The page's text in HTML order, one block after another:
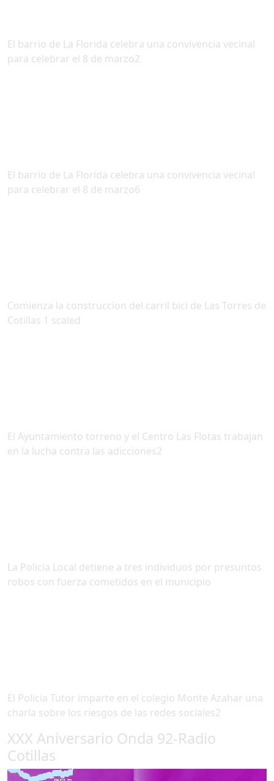
El barrio de La Florida celebra una convivencia vecinal
para celebrar el 8 de marzo2
El barrio de La Florida celebra una convivencia vecinal
para celebrar el 8 de marzo6
Comienza la construccion del carril bici de Las Torres de
Cotillas 1 scaled
El Ayuntamiento torreno y el Centro Las Flotas trabajan
en la lucha contra las adicciones2
La Policia Local detiene a tres individuos por presuntos
robos con fuerza cometidos en el municipio
El Policia Tutor imparte en el colegio Monte Azahar una
charla sobre los riesgos de las redes sociales2
XXX Aniversario Onda 92-Radio
Cotillas